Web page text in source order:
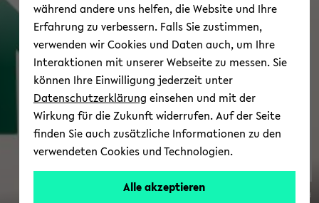
Trans­fer
© Uni­ver­si­tät Bie­le­feld
während andere uns helfen, die Website und Ihre
Erfahrung zu verbessern. Falls Sie zustimmen,
verwenden wir Cookies und Daten auch, um Ihre
Interaktionen mit unserer Webseite zu messen. Sie
können Ihre Einwilligung jederzeit unter
Datenschutzerklärung einsehen und mit der
Wirkung für die Zukunft widerrufen. Auf der Seite
finden Sie auch zusätzliche Informationen zu den
verwendeten Cookies und Technologien.
Alle akzeptieren